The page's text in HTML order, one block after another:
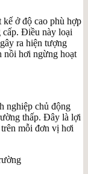
ở độ cao phù hợp
cấp. Điều này loại
ra hiện tượng
nồi hơi ngừng hoạt
nghiệp chủ động
thấp. Đây là lợi
mỗi đơn vị hơi